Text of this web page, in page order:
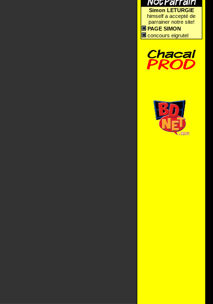
Simon LETURGIE
himself a accepté de
parrainer notre site!
PAGE SIMON
concours eigrutel